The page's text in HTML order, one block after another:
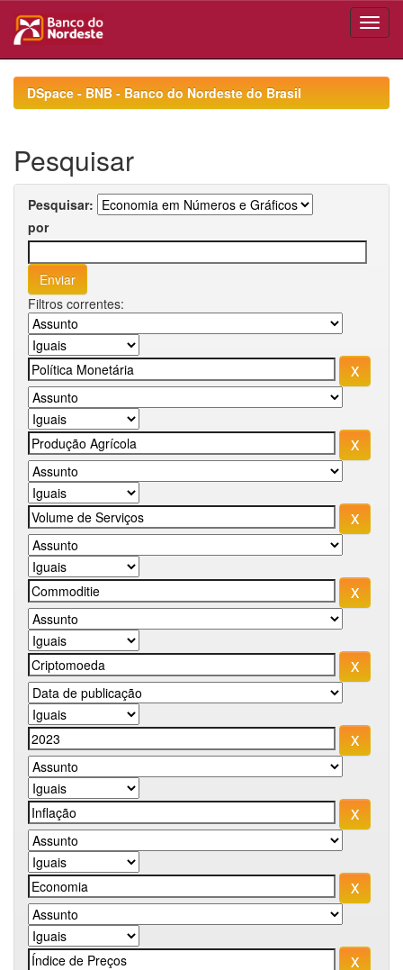
navigationDSpace - BNB - Banco do Nordeste do Brasil
Pesquisar
Pesquisar:
por
Filtros correntes: